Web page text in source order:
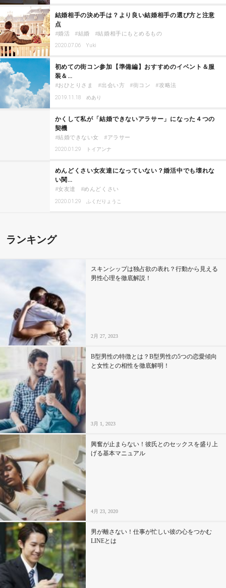
結婚相手の決め手は？より良い結婚相手の選び方と注意
点
婚活 結婚 結婚相手にもとめるもの
2020.07.06 Yuki
初めての街コン参加【準備編】おすすめのイベント＆服
装＆…
おひとりさま 出会い方 街コン 攻略法
2019.11.18 めあり
かくして私が「結婚できないアラサー」になった４つの
契機
結婚できない女 アラサー
2020.01.29 トイアンナ
めんどくさい女友達になっていない？婚活中でも壊れな
い関…
女友達 めんどくさい
2020.01.29 ふくだりょうこ
ランキング
スキンシップは独占欲の表れ？行動から見える
男性心理を徹底解説！
2月 27, 2023
B型男性の特徴とは？B型男性の5つの恋愛傾向
と女性との相性を徹底解明！
3月 1, 2023
興奮が止まらない！彼氏とのセックスを盛り上
げる基本マニュアル
4月 23, 2020
男が離さない！仕事が忙しい彼の心をつかむ
LINEとは